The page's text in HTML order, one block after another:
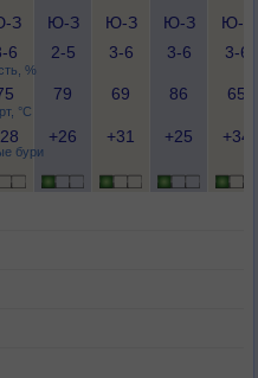
%
°C
бури
З
6
Ю-З
2-5
Ю-З
3-6
Ю-З
3-6
Ю-З
3-6
79 69 86 65
+26 +31 +25 +34